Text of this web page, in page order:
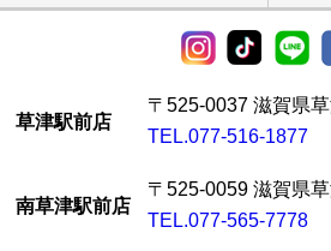
草津駅前店
〒525-0037 滋賀県
TEL.077-516-1877
南草津駅前店
〒525-0059 滋賀県
TEL.077-565-7778